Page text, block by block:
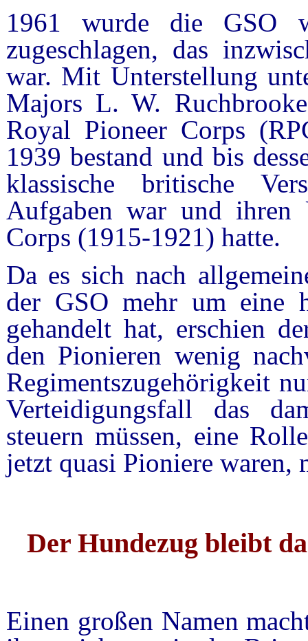
1961 wurde die GSO
zugeschlagen, das
war. Mit Unterstellung
Majors L. W.
Royal Pioneer Corps
1939 bestand und bis
klassische britische
Aufgaben war und ihren
Corps (1915-1921) hatte.
Da es sich nach
der GSO mehr um eine
gehandelt hat, erschien
den Pionieren wenig
Regimentszugehörigkeit
Verteidigungsfall das
steuern müssen, eine
jetzt quasi Pioniere waren,
Der Hundezug bleibt
Einen großen Namen